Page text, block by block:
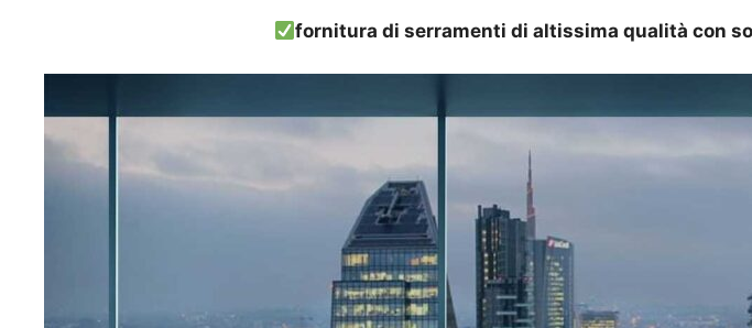
fornitura di serramenti di altissima qualità con